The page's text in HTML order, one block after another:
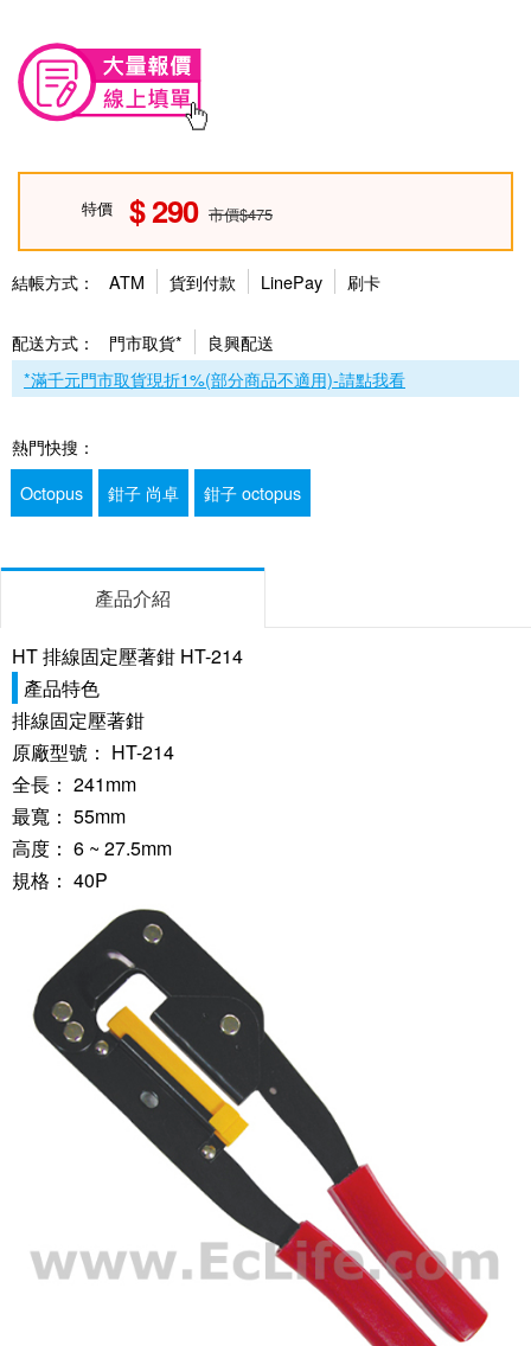
特價 290 市價$475
結帳方式： ATM 貨到付款 LinePay 刷卡
配送方式： 門市取貨*
良興配送
*滿千元門市取貨現折1%(部分商品不適用)-請點我看
熱門快搜：
Octopus
鉗子 尚卓 鉗子 octopus
產品介紹
HT 排線固定壓著鉗 HT-214
產品特色
排線固定壓著鉗
原廠型號： HT-214
全長： 241mm
最寬： 55mm
高度： 6 ~ 27.5mm
規格： 40P